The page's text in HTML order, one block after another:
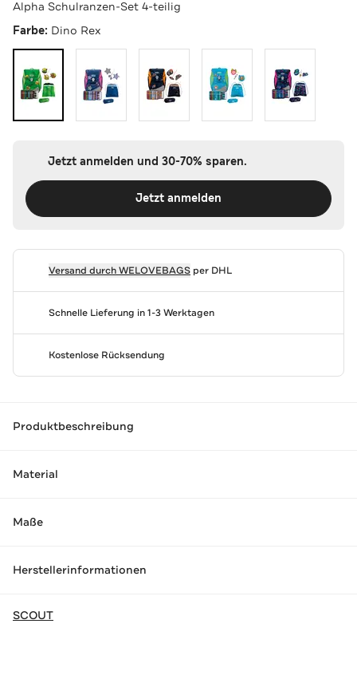
Alpha Schulranzen-Set 4-teilig
Farbe: Dino Rex
Jetzt anmelden und 30-70% sparen.
Jetzt anmelden
Versand durchWELOVEBAGSper DHL
Schnelle Lieferung in 1-3 Werktagen
Kostenlose Rücksendung
Produktbeschreibung
Material
Maße
Herstellerinformationen
SCOUT